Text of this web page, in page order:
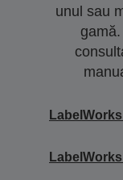
unul sau